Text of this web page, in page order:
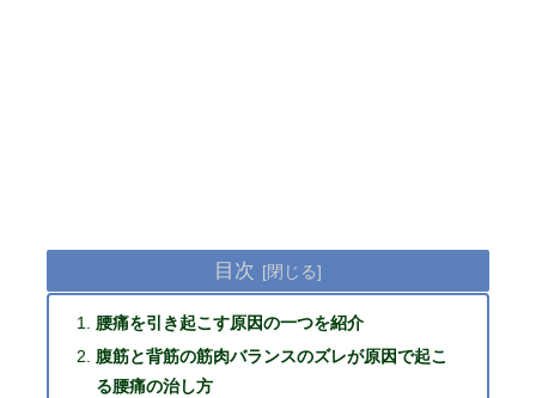
目次
腰痛を引き起こす原因の一つを紹介
腹筋と背筋の筋肉バランスのズレが原因で起こ
る腰痛の治し方